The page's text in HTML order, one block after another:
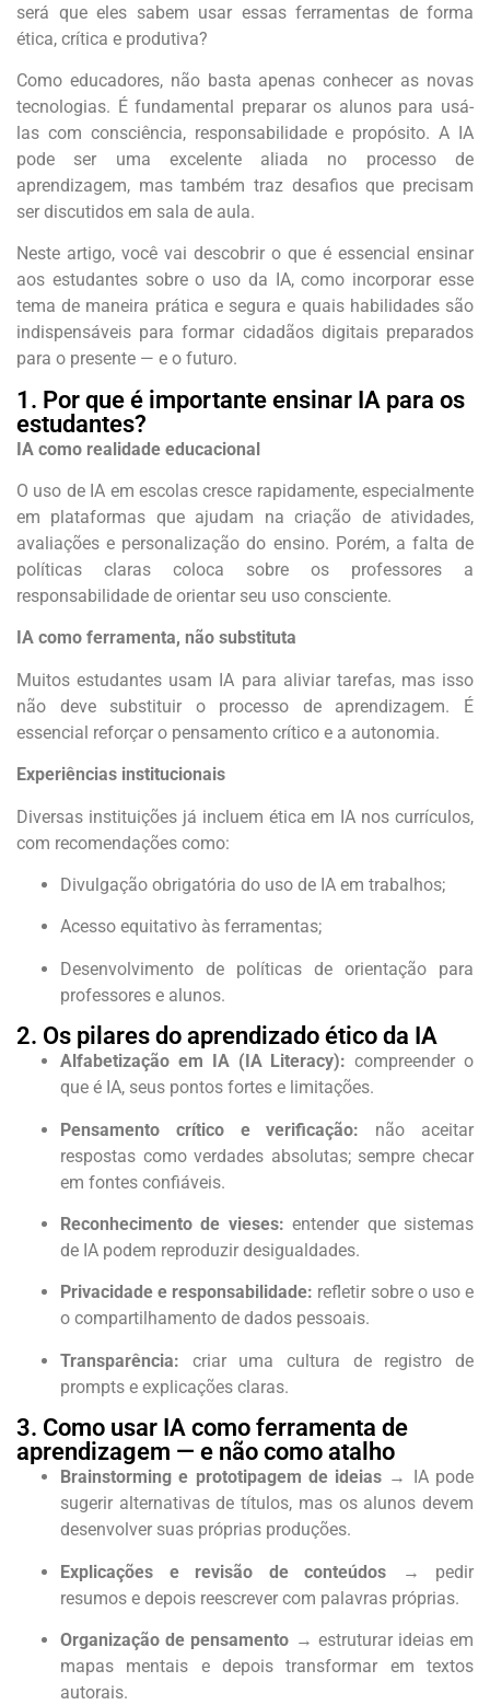
será que eles sabem usar essas ferramentas de forma
ética, crítica e produtiva?
Como educadores, não basta apenas conhecer as novas
tecnologias. É fundamental preparar os alunos para usá-
las com consciência, responsabilidade e propósito. A IA
pode ser uma excelente aliada no processo de
aprendizagem, mas também traz desafios que precisam
ser discutidos em sala de aula.
Neste artigo, você vai descobrir o que é essencial ensinar
aos estudantes sobre o uso da IA, como incorporar esse
tema de maneira prática e segura e quais habilidades são
indispensáveis para formar cidadãos digitais preparados
para o presente — e o futuro.
1. Por que é importante ensinar IA para os
estudantes?
IA como realidade educacional
O uso de IA em escolas cresce rapidamente, especialmente
em plataformas que ajudam na criação de atividades,
avaliações e personalização do ensino. Porém, a falta de
políticas claras coloca sobre os professores a
responsabilidade de orientar seu uso consciente.
IA como ferramenta, não substituta
Muitos estudantes usam IA para aliviar tarefas, mas isso
não deve substituir o processo de aprendizagem. É
essencial reforçar o pensamento crítico e a autonomia.
Experiências institucionais
Diversas instituições já incluem ética em IA nos currículos,
com recomendações como:
Divulgação obrigatória do uso de IA em trabalhos;
Acesso equitativo às ferramentas;
Desenvolvimento de políticas de orientação para
professores e alunos.
2. Os pilares do aprendizado ético da IA
Alfabetização em IA (IA Literacy): compreender o
que é IA, seus pontos fortes e limitações.
Pensamento crítico e verificação: não aceitar
respostas como verdades absolutas; sempre checar
em fontes confiáveis.
Reconhecimento de vieses: entender que sistemas
de IA podem reproduzir desigualdades.
Privacidade e responsabilidade: refletir sobre o uso e
o compartilhamento de dados pessoais.
Transparência: criar uma cultura de registro de
prompts e explicações claras.
3. Como usar IA como ferramenta de
aprendizagem — e não como atalho
Brainstorming e prototipagem de ideias → IA pode
sugerir alternativas de títulos, mas os alunos devem
desenvolver suas próprias produções.
Explicações e revisão de conteúdos → pedir
resumos e depois reescrever com palavras próprias.
Organização de pensamento → estruturar ideias em
mapas mentais e depois transformar em textos
autorais.